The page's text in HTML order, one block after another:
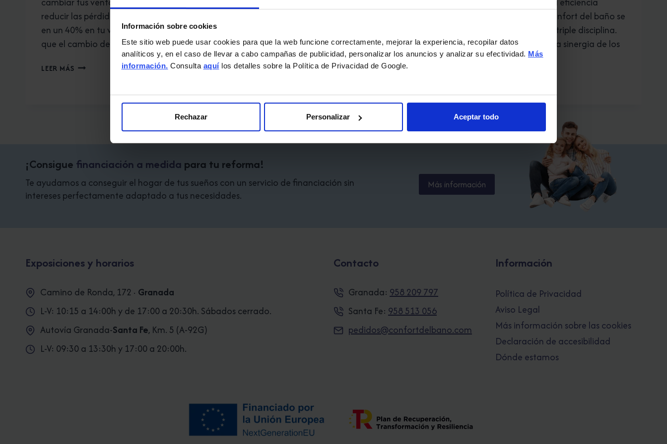
Información sobre cookies
Este sitio web puede usar cookies para que la web funcione correctamente, mejorar la experiencia, recopilar datos
analíticos y, en el caso de llevar a cabo campañas de publicidad, personalizar los anuncios y analizar su efectividad. Más
información. Consulta aquílos detalles sobre la Política de Privacidad de Google.
Rechazar Personalizar Aceptar todo
reducir las pérdidas energéticas hasta
en un 40% en tu vivienda? Es por esto
que el cambio de ventanas es…
LEER MÁS ¡HORA
LEER MÁSAHORRO
DE
DE
OCTUBRE
INTERNACIONAL
energética, así pues, confort del baño se
ha especializado en la triple disciplina.
Eficiencia energética: la sinergia de los
tres factores…
EN
BAÑO
¡Consigue financiación a medida para tu reforma!
Te ayudamos a conseguir el hogar de tus sueños con un servicio de financiación sin
intereses perfectamente adaptado a tus necesidades.
Más información
Exposiciones y horarios
Camino de Ronda, 172 · Granada
L-V: 10:15 a 14:00h y de 17:00 a 20:30h. Sábados cerrado.
Autovía Granada-Santa Fe, Km. 5 (A-92G)
L-V: 09:30 a 13:30h y 17:00 a 20:00h.
Contacto
Granada: 958 209 797
Santa Fe: 958 513 056
pedidos@confortdelbano.com
Información
Política de Privacidad
Aviso Legal
Más información sobre las cookies
Declaración de accesibilidad
Dónde estamos